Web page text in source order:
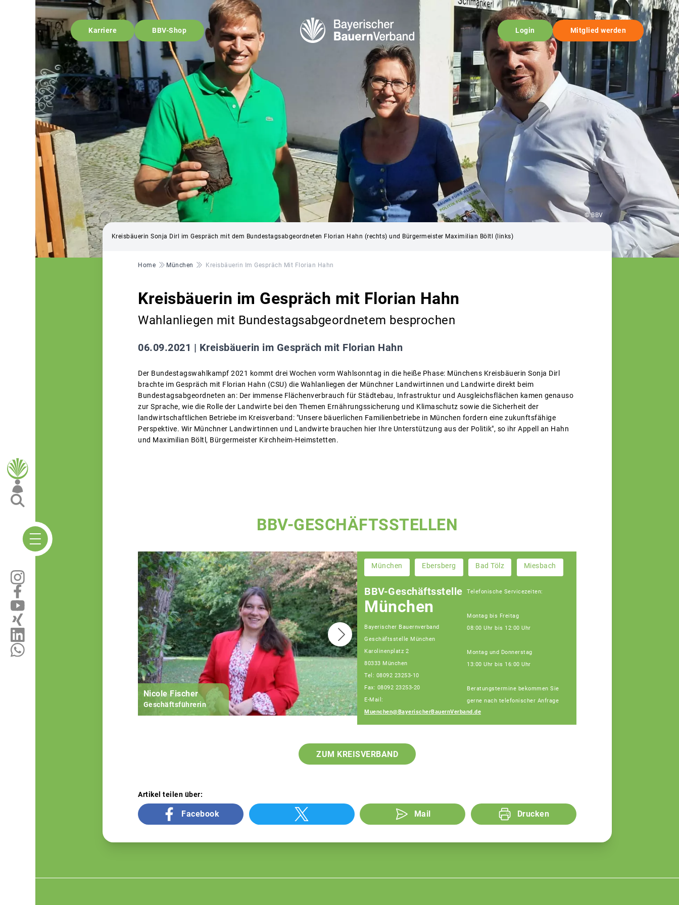
Karriere BBV-Shop Login Mitglied werden
© BBV
Kreisbäuerin Sonja Dirl im Gespräch mit dem Bundestagsabgeordneten Florian Hahn (rechts) und Bürgermeister Maximilian Böltl (links)
Pfadnavigation
Home München Kreisbäuerin Im Gespräch Mit Florian Hahn
Kreisbäuerin im Gespräch mit Florian Hahn
Wahlanliegen mit Bundestagsabgeordnetem besprochen
06.09.2021 | Kreisbäuerin im Gespräch mit Florian Hahn
Der Bundestagswahlkampf 2021 kommt drei Wochen vorm Wahlsonntag in die heiße Phase: Münchens Kreisbäuerin Sonja Dirl
brachte im Gespräch mit Florian Hahn (CSU) die Wahlanliegen der Münchner Landwirtinnen und Landwirte direkt beim
Bundestagsabgeordneten an: Der immense Flächenverbrauch für Städtebau, Infrastruktur und Ausgleichsflächen kamen genauso
zur Sprache, wie die Rolle der Landwirte bei den Themen Ernährungssicherung und Klimaschutz sowie die Sicherheit der
landwirtschaftlichen Betriebe im Kreisverband: "Unsere bäuerlichen Familienbetriebe in München fordern eine zukunftsfähige
Perspektive. Wir Münchner Landwirtinnen und Landwirte brauchen hier Ihre Unterstützung aus der Politik", so ihr Appell an Hahn
und Maximilian Böltl, Bürgermeister Kirchheim-Heimstetten.
BBV-GESCHÄFTSSTELLEN
Nicole Fischer
Geschäftsführerin
München Ebersberg Bad Tölz Miesbach
BBV-Geschäftsstelle
München
Bayerischer Bauernverband
Geschäftsstelle München
Karolinenplatz 2
80333 München
Tel: 08092 23253-10
Fax: 08092 23253-20
E-Mail:
Muenchen@BayerischerBauernVerband.de
Telefonische Servicezeiten:
Montag bis Freitag
08:00 Uhr bis 12:00 Uhr
Montag und Donnerstag
13:00 Uhr bis 16:00 Uhr
Beratungstermine bekommen Sie
gerne nach telefonischer Anfrage
ZUM KREISVERBAND
Artikel teilen über:
Facebook Mail Drucken